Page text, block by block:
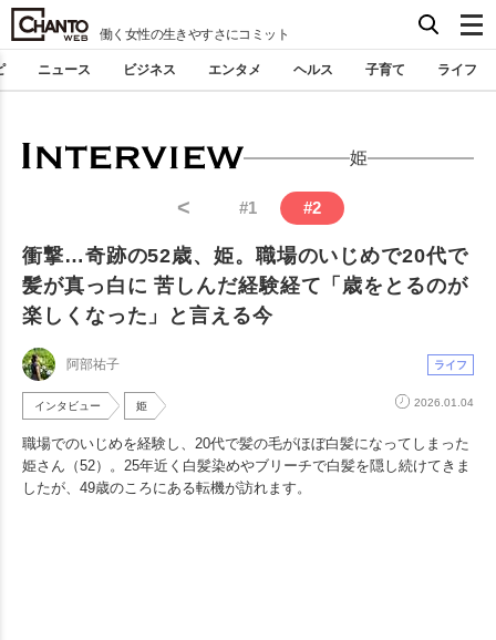
働く女性の生きやすさにコミット
ニュース ビジネス エンタメ ヘルス 子育て ライフ
姫
< #1 #2
衝撃…奇跡の52歳、姫。職場のいじめで20代で
髪が真っ白に 苦しんだ経験経て「歳をとるのが
楽しくなった」と言える今
阿部祐子 ライフ
インタビュー 姫 2026.01.04
職場でのいじめを経験し、20代で髪の毛がほぼ白髪になってしまった
姫さん（52）。25年近く白髪染めやブリーチで白髪を隠し続けてきま
したが、49歳のころにある転機が訪れます。